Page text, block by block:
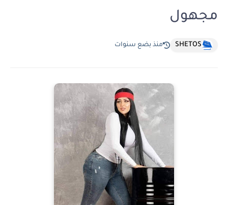
مجهول
SHETOS منذ بضع سنوات